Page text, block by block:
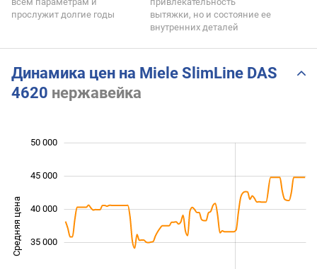
прослужит долгие годы
вытяжки, но и состояние ее
внутренних деталей
Динамика цен на Miele SlimLine DAS
4620 нержавейка
Средняя цена 35 000
40 000
45 000
50 000